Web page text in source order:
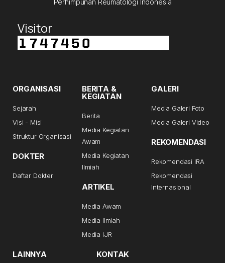
Visitor
ORGANISASI
Sejarah
Visi - Misi
Struktur Organisasi
DOKTER
Daftar Dokter
BERITA &
KEGIATAN
Berita
Media Kegiatan
Awam
Media Kegiatan
Ilmiah
ARTIKEL
Media Awam
Media Ilmiah
Media IJR
GALERI
Media Galeri Foto
Media Galeri Video
REKOMENDASI
Rekomendasi IRA
Rekomendasi
Internasional
LAINNYA KONTAK